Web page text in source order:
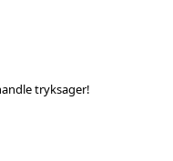
tryksager!